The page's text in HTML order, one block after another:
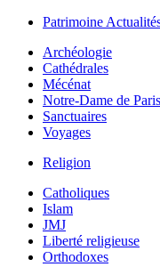
Patrimoine
Archéologie
Cathédrales
Mécénat
Notre-Dame de Paris
Sanctuaires
Voyages
Religion
Catholiques
Islam
JMJ
Liberté religieuse
Orthodoxes